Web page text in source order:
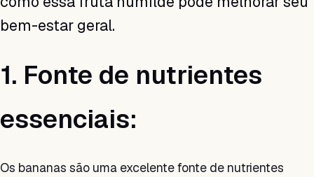
bem-estar geral.
1. Fonte de nutrientes
essenciais:
Os bananas são uma excelente fonte de nutrientes